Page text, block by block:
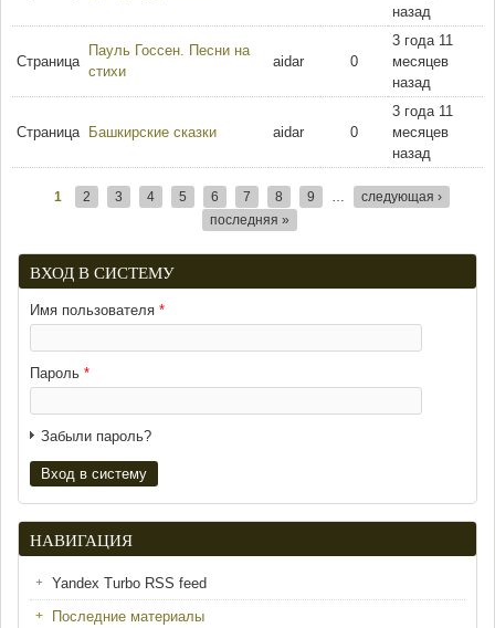
назад
Страница
Пауль Госсен. Песни на
стихи
aidar 0
3 года 11
месяцев
назад
Страница Башкирские сказки aidar 0
3 года 11
месяцев
назад
1 2 3 4 5 6 7 8 9
следующая ›
последняя »
ВХОД В СИСТЕМУ
Имя пользователя *
Пароль *
Забыли пароль?
НАВИГАЦИЯ
Yandex Turbo RSS feed
Последние материалы